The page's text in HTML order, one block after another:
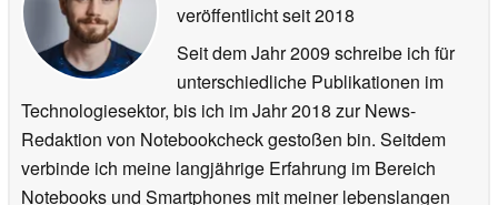
veröffentlichtseit 2018
Seit dem Jahr 2009 schreibe ich für
unterschiedliche Publikationen im
Technologiesektor, bis ich im Jahr 2018 zur News-
Redaktion von Notebookcheck gestoßen bin. Seitdem
verbinde ich meine langjährige Erfahrung im Bereich
Notebooks und Smartphones mit meiner lebenslangen